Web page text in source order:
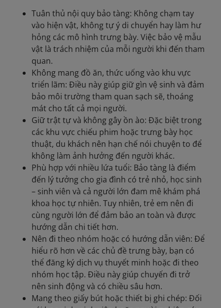
Tuân thủ nội quy bảo tàng: Không chạm tay
vào hiện vật, không tự ý di chuyển hay làm hư
hỏng các mô hình trưng bày. Việc bảo vệ mẫu
vật là trách nhiệm của mỗi người khi đến tham
quan.
Không mang đồ ăn, thức uống vào khu vực
triển lãm: Điều này giúp giữ gìn vệ sinh và đảm
bảo môi trường tham quan sạch sẽ, thoáng
mát cho tất cả mọi người.
Giữ trật tự và không gây ồn ào: Đặc biệt trong
các khu vực chiếu phim hoặc trưng bày học
thuật, du khách nên hạn chế nói chuyện to để
không làm ảnh hưởng đến người khác.
Phù hợp với nhiều lứa tuổi: Bảo tàng là điểm
đến lý tưởng cho gia đình có trẻ nhỏ, học sinh
– sinh viên và cả người lớn đam mê khám phá
khoa học tự nhiên. Tuy nhiên, trẻ em nên đi
cùng người lớn để đảm bảo an toàn và được
hướng dẫn chi tiết hơn.
Nên đi theo nhóm hoặc có hướng dẫn viên: Để
hiểu rõ hơn về các chủ đề trưng bày, bạn có
thể đăng ký dịch vụ thuyết minh hoặc đi theo
nhóm học tập. Điều này giúp chuyến đi trở
nên sinh động và có chiều sâu hơn.
Mang theo giấy bút hoặc thiết bị ghi chép: Đối